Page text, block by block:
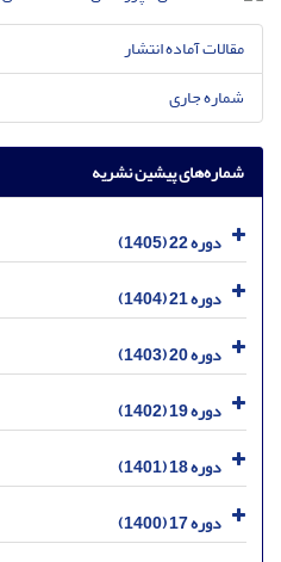
مقالات آماده انتشار
شماره جاری
شماره‌های پیشین نشریه
دوره 22 (1405)
دوره 21 (1404)
دوره 20 (1403)
دوره 19 (1402)
دوره 18 (1401)
دوره 17 (1400)